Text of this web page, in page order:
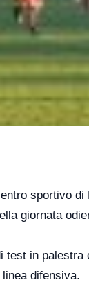
sportivo di
giornata
test in
difensiva.